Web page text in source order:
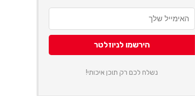
נשלח לכם רק תוכן איכותי!